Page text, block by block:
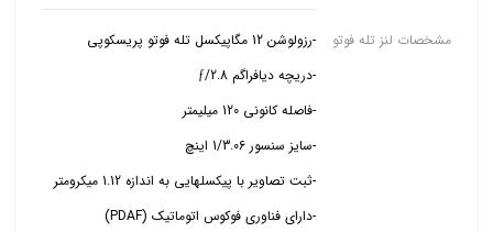
مشخصات لنز تله فوتو
-فاصله کانونی 120 میلیمتر
-ثبت تصاویر با پیکسلهایی به اندازه 1.12 میکرومتر
-دارای فناوری فوکوس اتوماتیک (PDAF)